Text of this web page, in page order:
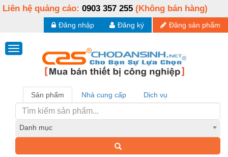
Liên hệ quảng cáo: 0903 357 255 (Không bán hàng)
Đăng sản phẩm
Đăng ký
Đăng nhập
Sản phẩm Nhà cung cấp Dịch vụ
Danh mục